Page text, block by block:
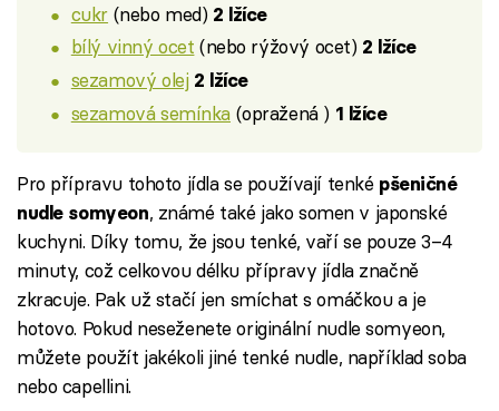
cukr (nebo med) 2 lžíce
bílý vinný ocet (nebo rýžový ocet) 2 lžíce
sezamový olej 2 lžíce
sezamová semínka (opražená ) 1 lžíce
Pro přípravu tohoto jídla se používají tenké pšeničné
nudle somyeon, známé také jako somen v japonské
kuchyni. Díky tomu, že jsou tenké, vaří se pouze 3–4
minuty, což celkovou délku přípravy jídla značně
zkracuje. Pak už stačí jen smíchat s omáčkou a je
hotovo. Pokud neseženete originální nudle somyeon,
můžete použít jakékoli jiné tenké nudle, například soba
nebo capellini.